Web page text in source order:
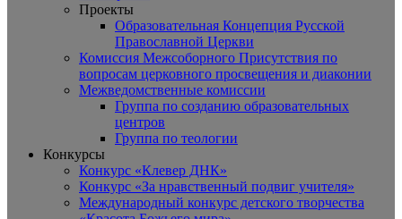
Проекты
Образовательная Концепция Русской
Православной Церкви
Комиссия Межсоборного Присутствия по
вопросам церковного просвещения и диаконии
Межведомственные комиссии
Группа по созданию образовательных
центров
Группа по теологии
Конкурсы
Конкурс «Клевер ДНК»
Конкурс «За нравственный подвиг учителя»
Международный конкурс детского творчества